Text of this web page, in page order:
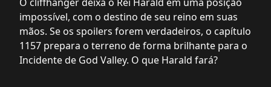
impossível, com o destino de seu reino em suas
mãos. Se os spoilers forem verdadeiros, o capítulo
1157 prepara o terreno de forma brilhante para o
Incidente de God Valley. O que Harald fará?